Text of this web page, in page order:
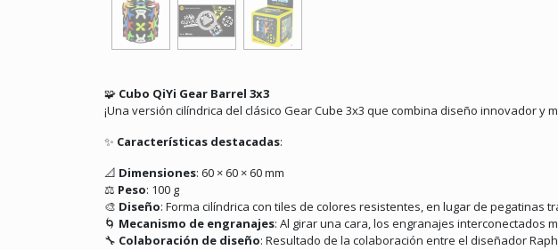
🧩 Cubo QiYi Gear Barrel 3x3
¡Una versión cilíndrica del clásico Gear Cube 3x3 que combina diseño innovador y
✨ Características destacadas:
📐 Dimensiones: 60 × 60 × 60 mm
⚖️ Peso: 100 g
🎨 Diseño: Forma cilíndrica con tiles de colores resistentes, en lugar de pegatinas
🌀 Mecanismo de engranajes: Al girar una cara, los engranajes interconectados
🔧 Colaboración de diseño: Resultado de la colaboración entre el diseñador